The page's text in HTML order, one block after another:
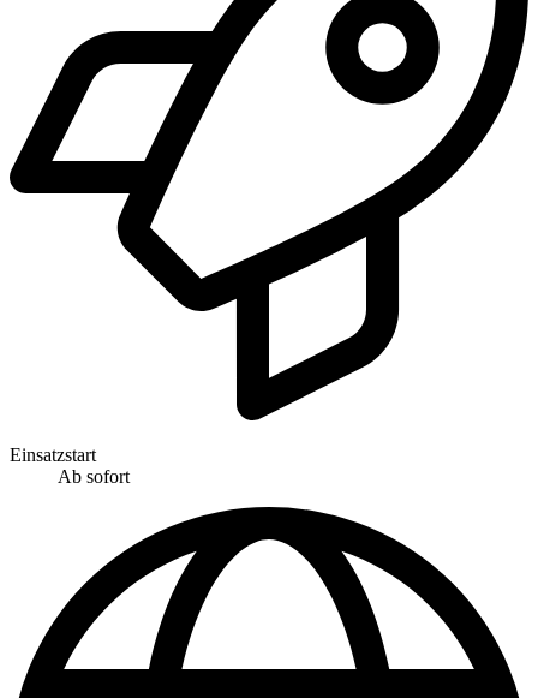
Einsatzstart
Ab sofort